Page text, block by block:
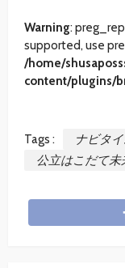
Warning:
supported, use
/home/
content/plugins/
Tags :
ナビタ
公立はこだて未